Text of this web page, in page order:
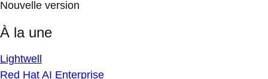
Nouvelle version
À la une
Lightwell
Red Hat AI Enterprise